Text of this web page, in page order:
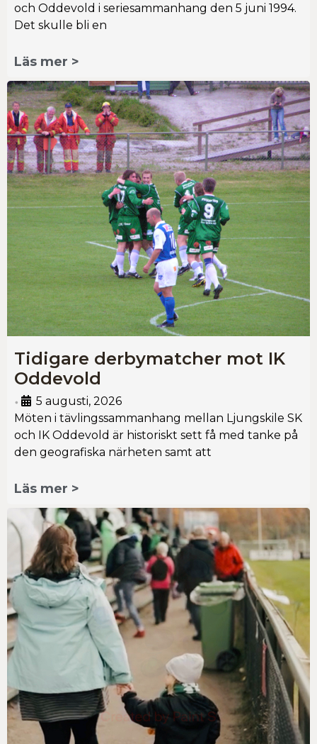
och Oddevold i seriesammanhang den 5 juni 1994.
Det skulle bli en
Läs mer >
Tidigare derbymatcher mot IK
Oddevold
•
5 augusti, 2026
Möten i tävlingssammanhang mellan Ljungskile SK
och IK Oddevold är historiskt sett få med tanke på
den geografiska närheten samt att
Läs mer >